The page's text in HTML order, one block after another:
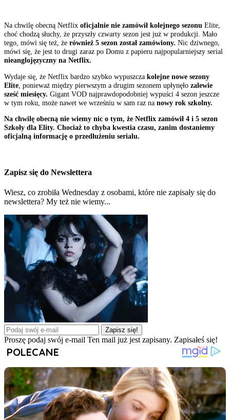
Na chwilę obecną Netflix oficjalnie nie zamówił kolejnego sezonu Elite,
choć chodzą słuchy, że przyszły czwarty sezon jest już w produkcji. Mało
tego, mówi się też, że również 5 sezon został zamówiony. Nic dziwnego,
mówi się, że jest to drugi zaraz po Domu z papieru najpopularniejszy serial
nieanglojęzyczny na Netflix.
Wydaje się, że Netflix bardzo szybko wypuszcza kolejne nowe sezony
Elite , ponieważ między pierwszym a drugim sezonem upłynęło zalewie
sześć miesięcy. Gigant VOD najprawdopodobniej wypuści 4 sezon jeszcze
w tym roku, może nawet we wrześniu w sam raz na nowy rok szkolny.
Na chwilę obecną nie wiemy nic o tym, że Netflix zamówił 4 i 5 sezon
Szkoły dla Elity. Chociaż to chyba kwestia czasu, zanim dostaniemy
oficjalną informację o przedłużeniu serialu.
Zapisz się do Newslettera
Wiesz, co zrobiła Wednesday z osobami, które nie zapisały się do
newslettera? My też nie wiemy...
Zapisz się!
Proszę podaj swój e-mail Ten mail już jest zapisany. Zapisałeś się!